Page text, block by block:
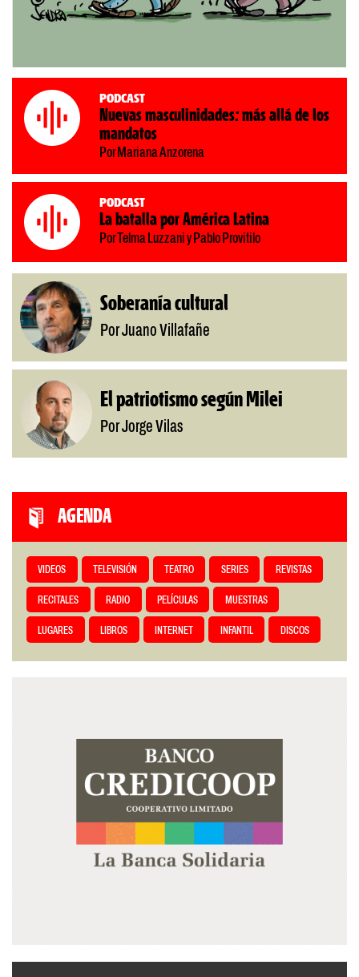
Podcast
Nuevas masculinidades: más allá de los
mandatos
Por Mariana Anzorena
Podcast
La batalla por América Latina
Por Telma Luzzani y Pablo Provitilo
Soberanía cultural
Por Juano Villafañe
El patriotismo según Milei
Por Jorge Vilas
AGENDA
VIDEOS TELEVISIÓN TEATRO SERIES REVISTAS
RECITALES RADIO PELÍCULAS MUESTRAS
LUGARES LIBROS INTERNET INFANTIL DISCOS